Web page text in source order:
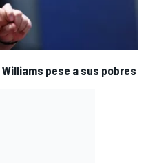
pese a sus pobres